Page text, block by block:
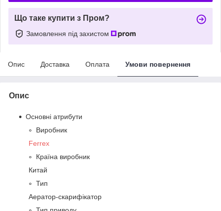
Що таке купити з Пром?
Замовлення під захистом
Опис Доставка Оплата Умови повернення
Опис
Основні атрибути
Виробник
Ferrex
Країна виробник
Китай
Тип
Аератор-скарифікатор